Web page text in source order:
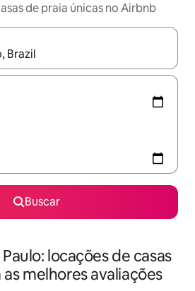
de praia únicas no Airbnb
estiverem disponíveis, explore-os
Buscar
locações de casas
melhores avaliações